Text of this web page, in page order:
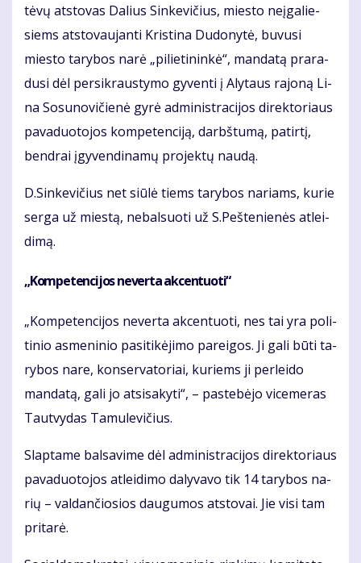
tė­vų at­sto­vas Da­lius Sin­ke­vi­čius, mies­to ne­įga­lie­
siems at­sto­vau­jan­ti Kris­ti­na Du­do­ny­tė, bu­vu­si
mies­to ta­ry­bos na­rė „pi­lie­ti­nin­kė“, man­da­tą pra­ra­
du­si dėl per­si­kraus­ty­mo gy­ven­ti į Aly­taus ra­jo­ną Li­
na So­su­no­vi­čie­nė gy­rė ad­mi­nist­ra­ci­jos di­rek­to­riaus
pa­va­duo­to­jos kom­pe­ten­ci­ją, darbš­tu­mą, pa­tir­tį,
ben­drai įgy­ven­di­na­mų pro­jek­tų nau­dą.
D.Sin­ke­vi­čius net siū­lė tiems ta­ry­bos na­riams, ku­rie
ser­ga už mies­tą, ne­bal­suo­ti už S.Peš­te­nie­nės at­lei­
di­mą.
„Kom­pe­ten­ci­jos ne­ver­ta ak­cen­tuo­ti“
„Kom­pe­ten­ci­jos ne­ver­ta ak­cen­tuo­ti, nes tai yra po­li­
ti­nio as­me­ni­nio pa­si­ti­kė­ji­mo pa­rei­gos. Ji ga­li bū­ti ta­
ry­bos na­re, kon­ser­va­to­riai, ku­riems ji per­lei­do
man­da­tą, ga­li jo at­si­sa­ky­ti“, – pa­ste­bė­jo vi­ce­me­ras
Taut­vy­das Ta­mu­le­vi­čius.
Slap­ta­me bal­sa­vi­me dėl ad­mi­nist­ra­ci­jos di­rek­to­riaus
pa­va­duo­to­jos at­lei­di­mo da­ly­va­vo tik 14 ta­ry­bos na­
rių – val­dan­čio­sios dau­gu­mos at­sto­vai. Jie vi­si tam
pri­ta­rė.